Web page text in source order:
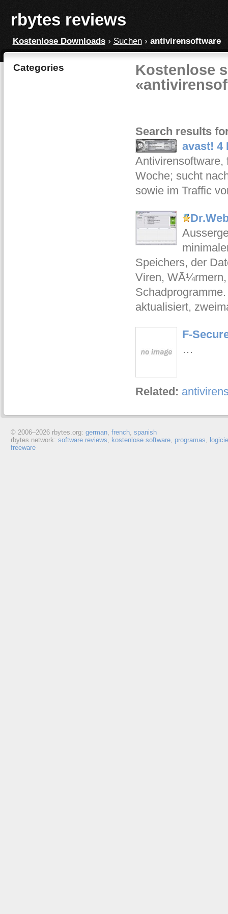
rbytes reviews
Kostenlose Downloads› Suchen› antivirensoftware
Categories
Kostenlose
Search results
avast! 4
Antivirensoftware,
Woche; sucht
sowie im Traffic
Speichers, der
Viren, WÃ¼rmern,
aktualisiert,
F-
…
Related:
© 2006–2026 rbytes.org: german, french, spanish
rbytes.network: software reviews, kostenlose software, programas,
freeware